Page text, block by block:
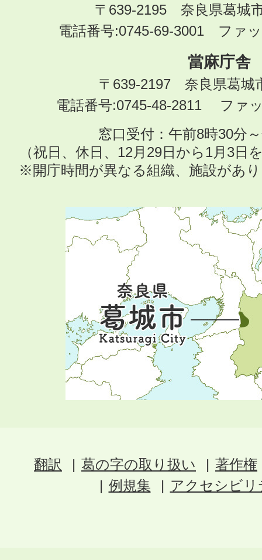
〒639-2195 奈良県葛城
電話番号:0745-69-3001 ファ
當麻庁舎
〒639-2197 奈良県葛城
電話番号:0745-48-2811 ファ
窓口受付：午前8時30分
（祝日、休日、12月29日から1月3日
※開庁時間が異なる組織、施設があ
翻訳 葛の字の取り扱い
著作権
例規集
アクセシビ